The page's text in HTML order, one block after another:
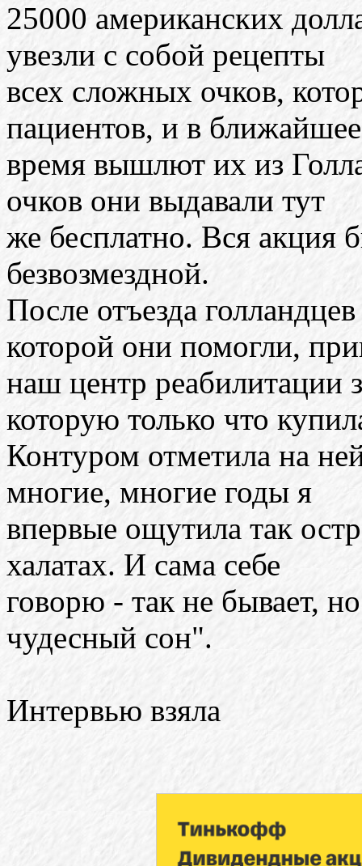
25000 американских
увезли с собой рецепты
всех сложных очков,
пациентов, и в ближайшее
время вышлют их из
очков они выдавали тут
же бесплатно. Вся акция
безвозмездной.
После отъезда
которой они помогли,
наш центр реабилитации
которую только что
Контуром отметила на
многие, многие годы я
впервые ощутила так
халатах. И сама себе
говорю - так не бывает,
чудесный сон".
Интервью взяла